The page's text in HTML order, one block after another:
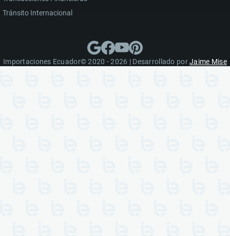
Tránsito Internacional
Importaciones Ecuador© 2020 - 2026 | Desarrollado porJaime Mise